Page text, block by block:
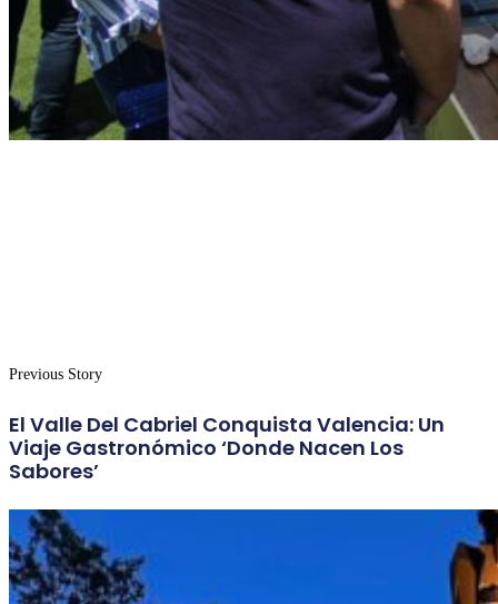
Previous Story
El Valle Del Cabriel Conquista Valencia: Un
Viaje Gastronómico ‘Donde Nacen Los
Sabores’